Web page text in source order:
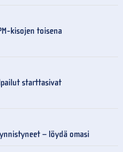
kisojen toisena
starttasivat
– löydä omasi